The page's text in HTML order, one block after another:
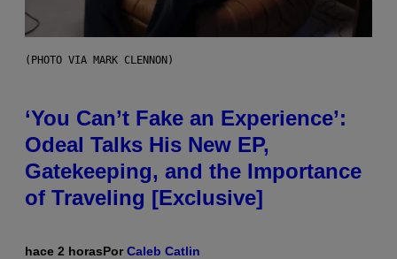
(PHOTO VIA MARK CLENNON)
‘You Can’t Fake an Experience’:
Odeal Talks His New EP,
Gatekeeping, and the Importance
of Traveling [Exclusive]
hace 2 horasPorCaleb Catlin